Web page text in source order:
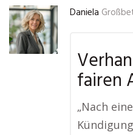
Daniela
fairen
„Nach